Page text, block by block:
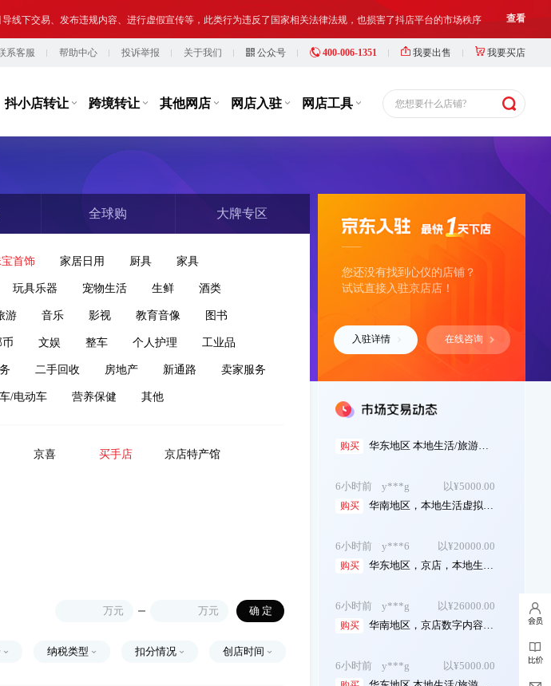
线下交易、发布违规内容、进行虚假宣传等，此类行为违反了国家相关法律法规，也损害了抖店平台的市场秩序 查看
施违法、犯罪行为；网络非法外之地,店铺出让人、受让人、实际经营人均须对网络店铺进行合法合规经营和管理 查看
系客服 帮助中心 投诉举报 关于我们 公众号 400-006-1351 我要出售 我要买店
抖小店转让 跨境转让 其他网店 网店入驻 网店工具 您想要什么店铺?
全球购 大牌专区
首饰 家居日用 厨具 家具
玩具乐器 宠物生活 生鲜 酒类
游 音乐 影视 教育音像 图书
币 文娱 整车 个人护理 工业品
二手回收 房地产 新通路 卖家服务
/电动车 营养保健 其他
京喜 买手店 京店特产馆
万元 万元
纳税类型 扣分情况 创店时间
您还没有找到心仪的店铺？
试试直接入驻京店店！
入驻详情 在线咨询
6小时前 y***8
购买 华南地区 多用途电子卡 专营店 主体...
6小时前 y***i 以¥30000.00
6小时前 y***9 以¥7000.00
6小时前 y***2 以¥175000.00
6小时前 y***g
购买 华南地区，本地生活虚拟币专营店，26年店铺...
购买 华东地区，京店，本地生活/旅游-商超卡 专...
购买 华南地区，京店数字内容专营店，无扣分贷款...
购买 华东地区 本地生活/旅游专营店 店铺干净...